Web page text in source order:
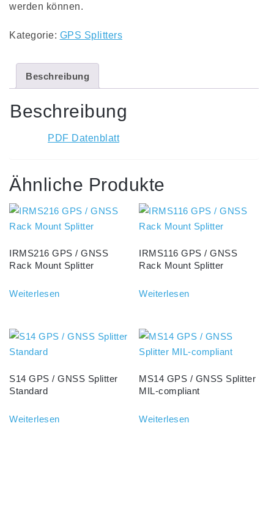
werden können.
Kategorie: GPS Splitters
Beschreibung
Beschreibung
PDF Datenblatt
Ähnliche Produkte
IRMS216 GPS / GNSS
Rack Mount Splitter
Weiterlesen
IRMS116 GPS / GNSS
Rack Mount Splitter
Weiterlesen
S14 GPS / GNSS Splitter
Standard
Weiterlesen
MS14 GPS / GNSS Splitter
MIL-compliant
Weiterlesen